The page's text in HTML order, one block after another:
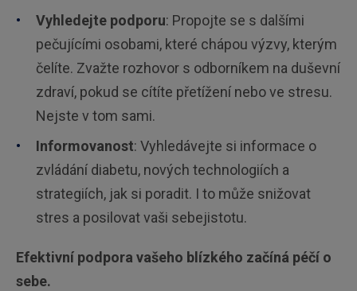
Vyhledejte podporu: Propojte se s dalšími
pečujícími osobami, které chápou výzvy, kterým
čelíte. Zvažte rozhovor s odborníkem na duševní
zdraví, pokud se cítíte přetížení nebo ve stresu.
Nejste v tom sami.
Informovanost: Vyhledávejte si informace o
zvládání diabetu, nových technologiích a
strategiích, jak si poradit. I to může snižovat
stres a posilovat vaši sebejistotu.
Efektivní podpora vašeho blízkého začíná péčí o
sebe.